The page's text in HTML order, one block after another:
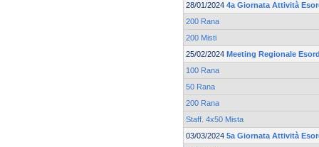
28/01/2024 4a Giornata Attività
200 Rana
200 Misti
25/02/2024 Meeting Regionale
100 Rana
50 Rana
200 Rana
Staff. 4x50 Mista
03/03/2024 5a Giornata Attività